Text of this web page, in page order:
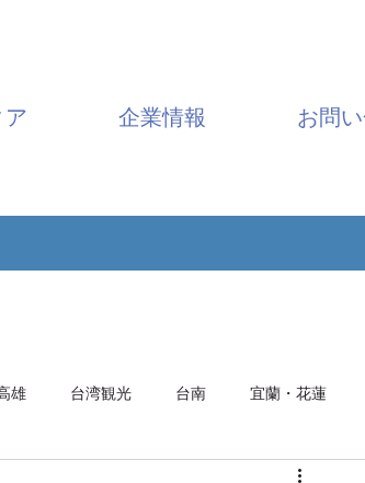
ア 企業情報 お問
雄 台湾観光 台南 宜蘭・花蓮